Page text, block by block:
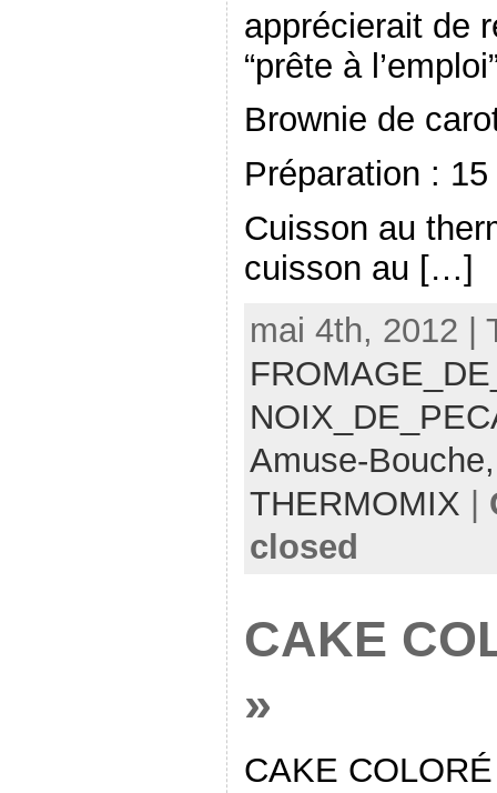
apprécierait de
“prête à
Brownie de
Préparation :
Cuisson au
cuisson au […]
mai 4th, 2012 |
Amuse-
THERMOMIX |
closed
CAKE
»
CAKE